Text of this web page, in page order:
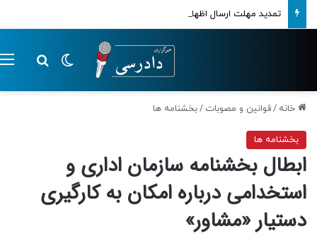
تمدید مهلت ارسال اظهارنامه‌های مالیاتی تا پایان تابستان 1405
تغییر پوسته
خانه /قوانین و مصوبات /بخشنامه ها
بخشنامه ها
ابطال بخشنامه سازمان اداری و
استخدامی درباره امکان به کارگیری
دستیار «مشاور»